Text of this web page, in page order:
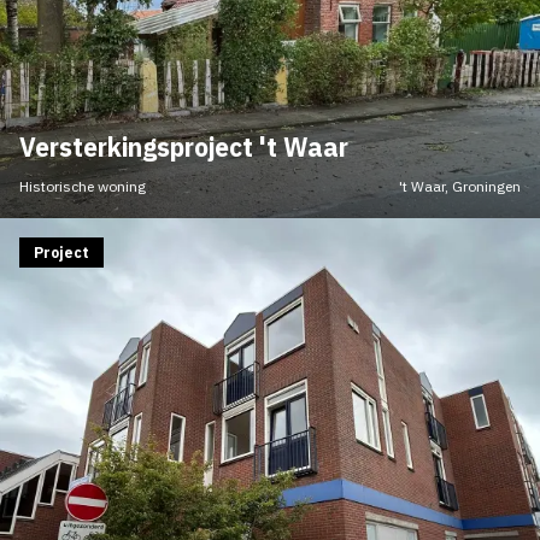
Versterkingsproject 't Waar
Historische woning 't Waar, Groningen
Project